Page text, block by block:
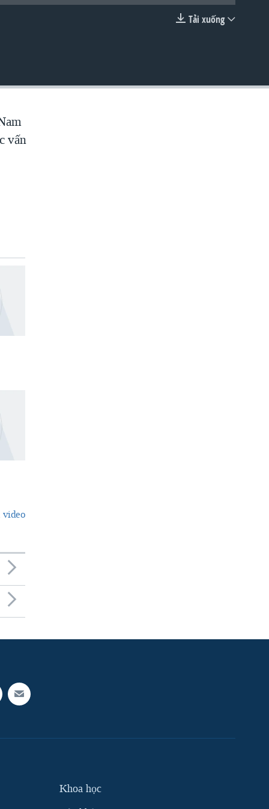
EMBED
Tải xuống
vấn
video
Khoa học